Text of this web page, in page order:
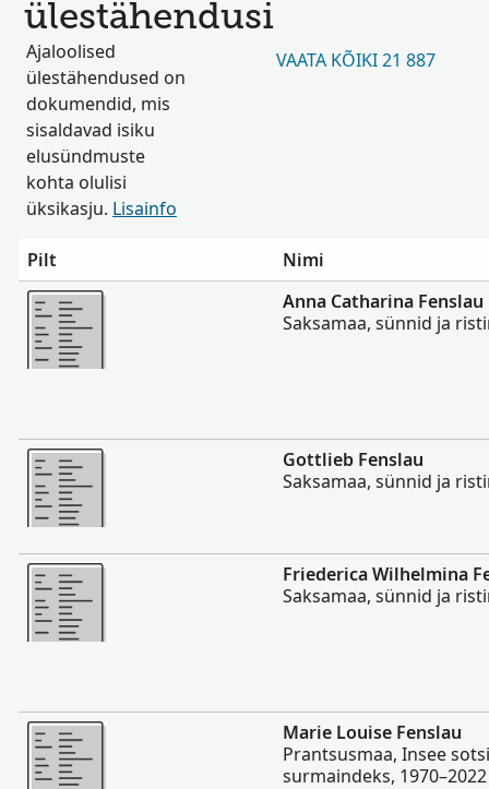
ülestähendusi
Ajaloolised
ülestähendused on
dokumendid, mis
sisaldavad isiku
elusündmuste
kohta olulisi
üksikasju. Lisainfo
VAATA KÕIKI 21 887
Pilt
Nimi
Rohkem
Anna Catharina Fenslau
Saksamaa, sünnid ja
Rohkem
Gottlieb Fenslau
Saksamaa, sünnid ja
Rohkem
Friederica Wilhelmina
Saksamaa, sünnid ja
Rohkem
Marie Louise Fenslau
Prantsusmaa, Insee
surmaindeks, 1970–2022